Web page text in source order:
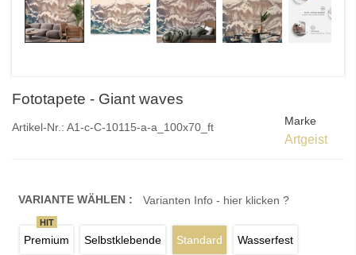
Fototapete - Giant waves
Artikel-Nr.: A1-c-C-10115-a-a_100x70_ft Marke
Artgeist
VARIANTE WÄHLEN : Varianten Info - hier klicken ?
Premium
HIT
Selbstklebende Standard Wasserfest